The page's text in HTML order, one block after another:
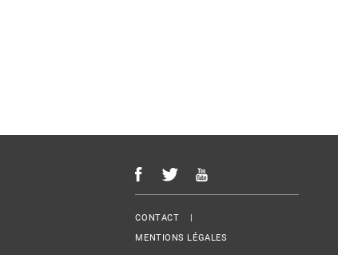
Menu Footer
CONTACT
MENTIONS LÉGALES